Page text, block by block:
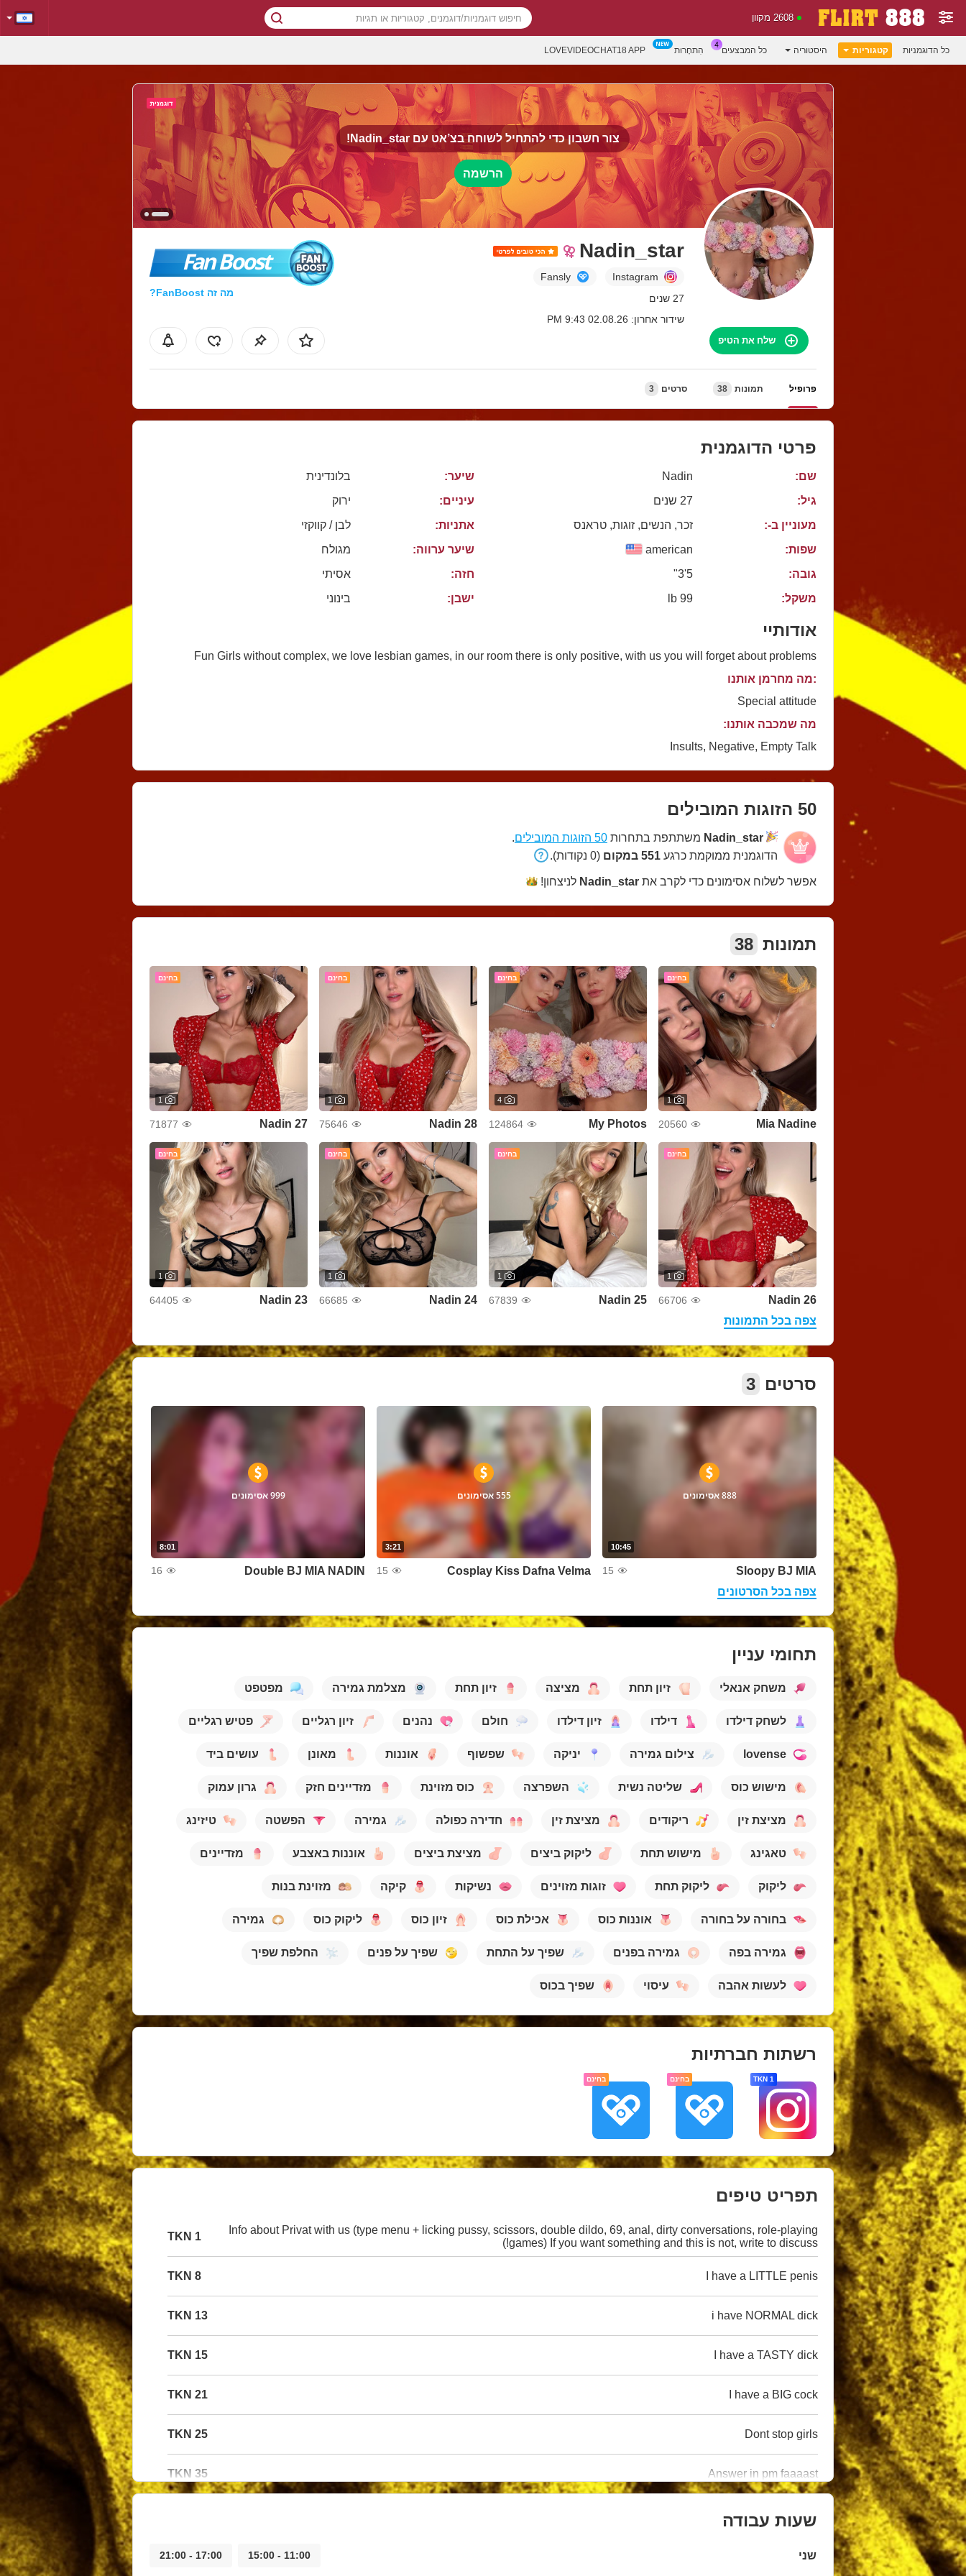
2608 מקוון
כל הדוגמניות קטגוריות היסטוריה כל המבצעים הִתחָרוּת LOVEVIDEOCHAT18 APP
צור חשבון כדי להתחיל לשוחח בצ’אט עם Nadin_star!
הרשמה
Nadin_star
Instagram
Fansly
27 שנים
שידור אחרון: 02.08.26 9:43 PM
Fan Boost
מה זה FanBoost?
שלח את הטיפ
פרופיל תמונות 38 סרטים 3
פרטי הדוגמנית
שם:
Nadin
גיל:
27 שנים
מעוניין ב-:
זכר, הנשים, זוגות, טראנס
שפות:
american
גובה:
5'3"
משקל:
99 lb
שיער:
בלונדינית
עיניים:
ירוק
אתניות:
לבן / קווקזי
שיער ערווה:
מגולח
חזה:
אסיתי
ישבן:
בינוני
אודותיי
Fun Girls without complex, we love lesbian games, in our room there is only positive, with us you will forget about problems
:מה מחרמן אותנו
Special attitude
מה שמכבה אותנו:
Insults, Negative, Empty Talk
50 הזוגות המובילים
Nadin_star משתתפת בתחרות 50 הזוגות המובילים
.
הדוגמנית ממוקמת כרגע 551 במקום (0 נקודות).
אפשר לשלוח אסימונים כדי לקרב את Nadin_star לניצחון!
תמונות 38
בחינם
1
Mia Nadine
20560
בחינם
4
My Photos
124864
בחינם
1
Nadin 28
75646
בחינם
1
Nadin 27
71877
בחינם
1
Nadin 26
66706
בחינם
1
Nadin 25
67839
בחינם
1
Nadin 24
66685
בחינם
1
Nadin 23
64405
צפה בכל התמונות
סרטים 3
10:45
888 אסימונים
Sloopy BJ MIA
15
3:21
555 אסימונים
Cosplay Kiss Dafna Velma
15
8:01
999 אסימונים
Double BJ MIA NADIN
16
צפה בכל הסרטונים
תחומי עניין
משחק אנאלי זיון תחת מציצה זיון תחת מצלמת גמירה מפטפט
לשחק דילדו דילדו זיון דילדו חולם נהנים זיון רגליים פטיש רגליים
lovense צילום גמירה יניקה שפשוף אוננות מאונן עושים ביד
מישוש כוס שליטה נשית השפרצה כוס מזוינת מזדיינים חזק גרון עמוק
מציצת זין ריקודים מציצת זין חדירה כפולה גמירה הפשטה טיזינג
טאגינג מישוש תחת ליקוק ביצים מציצת ביצים אוננות באצבע מזדיינים
ליקוק ליקוק תחת זוגות מזוינים נשיקות קיקה מזוינת בנות
בחורה על בחורה אוננות כוס אכילת כוס זיון כוס ליקוק כוס גמירה
גמירה בפה גמירה בפנים שפיך על התחת שפיך על פנים החלפת שפיך
לעשות אהבה עיסוי שפיך בכוס
רשתות חברתיות
1 TKN בחינם בחינם
תפריט טיפים
Info about Privat with us (type menu + licking pussy, scissors, double dildo, 69, anal, dirty conversations, role-playing
games) If you want something and this is not, write to discuss!)
1 TKN
I have a LITTLE penis
8 TKN
i have NORMAL dick
13 TKN
I have a TASTY dick
15 TKN
I have a BIG cock
21 TKN
Dont stop girls
25 TKN
Answer in pm faaaast
35 TKN
שעות עבודה
שני 11:00 - 15:00
17:00 - 21:00